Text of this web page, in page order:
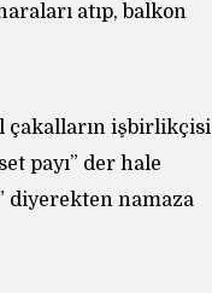
atıp, balkon
çakalların işbirlikçisi
payı” der hale
diyerekten namaza